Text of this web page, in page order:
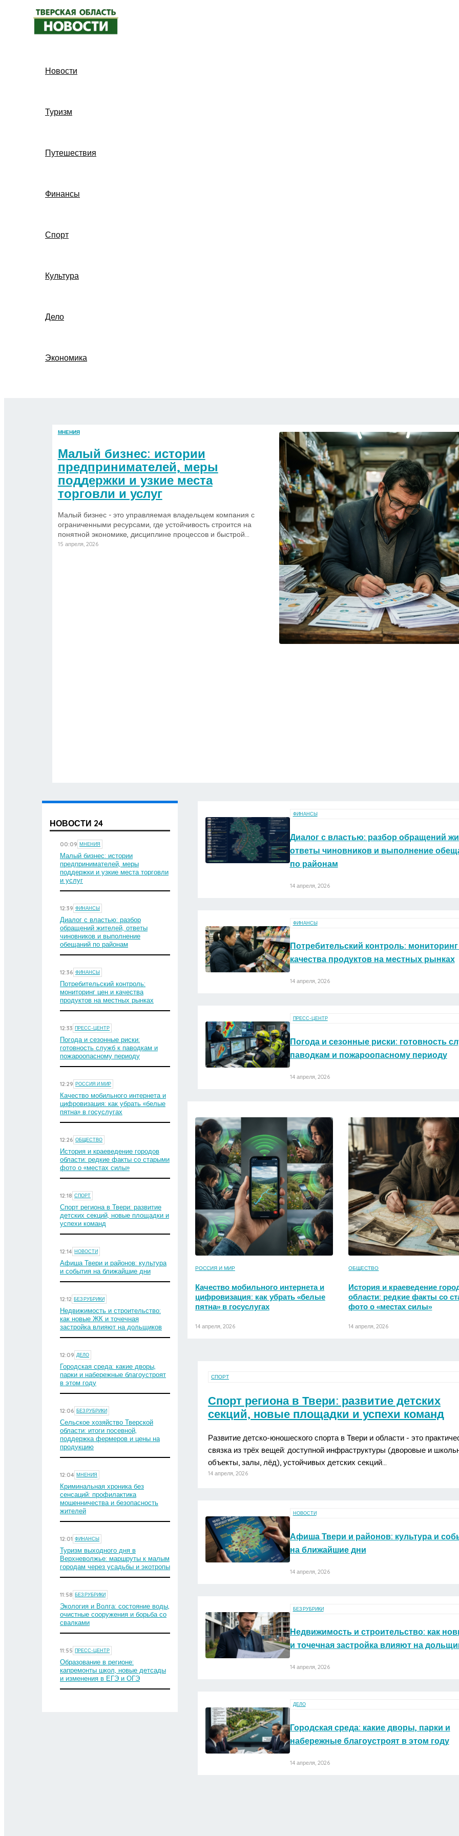
Перейти
содержимому
Новости
Туризм
Путешествия
Финансы
Спорт
Культура
Дело
Экономика
МНЕНИЯ
Малый бизнес: истории
предпринимателей, меры
поддержки и узкие места
торговли и услуг
Малый бизнес - это управляемая владельцем компания с
ограниченными ресурсами, где устойчивость строится на
понятной экономике, дисциплине процессов и быстрой…
15 апреля, 2026
НОВОСТИ 24
00:09 МНЕНИЯ
Малый бизнес: истории
предпринимателей, меры
поддержки и узкие места торговли
и услуг
12:39 ФИНАНСЫ
Диалог с властью: разбор
обращений жителей, ответы
чиновников и выполнение
обещаний по районам
12:36 ФИНАНСЫ
Потребительский контроль:
мониторинг цен и качества
продуктов на местных рынках
12:33 ПРЕСС-ЦЕНТР
Погода и сезонные риски:
готовность служб к паводкам и
пожароопасному периоду
12:29 РОССИЯ И МИР
Качество мобильного интернета и
цифровизация: как убрать «белые
пятна» в госуслугах
12:26 ОБЩЕСТВО
История и краеведение городов
области: редкие факты со старыми
фото о «местах силы»
12:18 СПОРТ
Спорт региона в Твери: развитие
детских секций, новые площадки и
успехи команд
12:14 НОВОСТИ
Афиша Твери и районов: культура
и события на ближайшие дни
12:12 БЕЗ РУБРИКИ
Недвижимость и строительство:
как новые ЖК и точечная
застройка влияют на дольщиков
12:09 ДЕЛО
Городская среда: какие дворы,
парки и набережные благоустроят
в этом году
12:06 БЕЗ РУБРИКИ
Сельское хозяйство Тверской
области: итоги посевной,
поддержка фермеров и цены на
продукцию
12:04 МНЕНИЯ
Криминальная хроника без
сенсаций: профилактика
мошенничества и безопасность
жителей
12:01 ФИНАНСЫ
Туризм выходного дня в
Верхневолжье: маршруты к малым
городам через усадьбы и экотропы
11:58 БЕЗ РУБРИКИ
Экология и Волга: состояние воды,
очистные сооружения и борьба со
свалками
11:55 ПРЕСС-ЦЕНТР
Образование в регионе:
капремонты школ, новые детсады
и изменения в ЕГЭ и ОГЭ
ФИНАНСЫ
Диалог с властью: разбор обращений
ответы чиновников и выполнение
по районам
14 апреля, 2026
ФИНАНСЫ
Потребительский контроль:
качества продуктов на местных рынках
14 апреля, 2026
ПРЕСС-ЦЕНТР
Погода и сезонные риски: готовность
паводкам и пожароопасному периоду
14 апреля, 2026
РОССИЯ И МИР
Качество мобильного интернета и
цифровизация: как убрать «белые
пятна» в госуслугах
14 апреля, 2026
ОБЩЕСТВО
История и краеведение
области: редкие факты со
фото о «местах силы»
14 апреля, 2026
СПОРТ
Спорт региона в Твери: развитие детских
секций, новые площадки и успехи команд
Развитие детско-юношеского спорта в Твери и области - это
связка из трёх вещей: доступной инфраструктуры (дворовые и
объекты, залы, лёд), устойчивых детских секций…
14 апреля, 2026
НОВОСТИ
Афиша Твери и районов: культура и
на ближайшие дни
14 апреля, 2026
БЕЗ РУБРИКИ
Недвижимость и строительство: как
и точечная застройка влияют на
14 апреля, 2026
ДЕЛО
Городская среда: какие дворы, парки и
набережные благоустроят в этом году
14 апреля, 2026